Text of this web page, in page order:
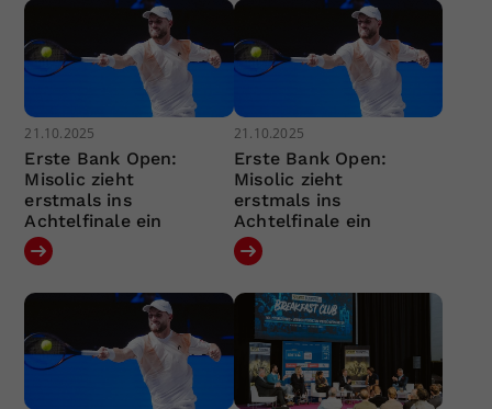
21.10.2025
Erste Bank Open:
Misolic zieht
erstmals ins
Achtelfinale ein
21.10.2025
Erste Bank Open:
Misolic zieht
erstmals ins
Achtelfinale ein